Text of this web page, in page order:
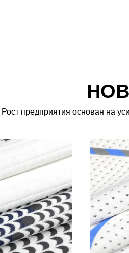
Рост предприятия основан на